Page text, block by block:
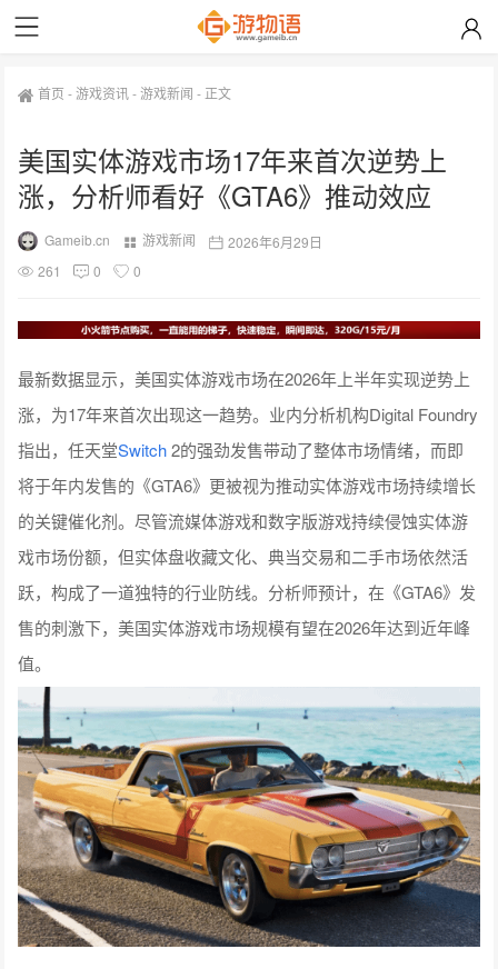
首页 -游戏资讯-游戏新闻 - 正文
美国实体游戏市场17年来首次逆势上
涨，分析师看好《GTA6》推动效应
Gameib.cn 游戏新闻
2026年6月29日
261
0 0
最新数据显示，美国实体游戏市场在2026年上半年实现逆势上
涨，为17年来首次出现这一趋势。业内分析机构Digital Foundry
指出，任天堂Switch2的强劲发售带动了整体市场情绪，而即
将于年内发售的《GTA6》更被视为推动实体游戏市场持续增长
的关键催化剂。尽管流媒体游戏和数字版游戏持续侵蚀实体游
戏市场份额，但实体盘收藏文化、典当交易和二手市场依然活
跃，构成了一道独特的行业防线。分析师预计，在《GTA6》发
售的刺激下，美国实体游戏市场规模有望在2026年达到近年峰
值。